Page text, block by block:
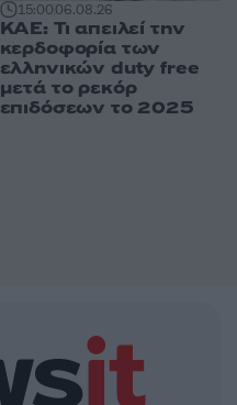
15:0006.08.26
ΚΑΕ: Τι απειλεί την
κερδοφορία των
ελληνικών duty free
μετά το ρεκόρ
επιδόσεων το 2025